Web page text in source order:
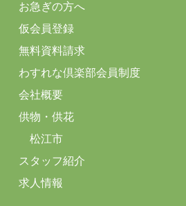
お急ぎの方へ
仮会員登録
無料資料請求
わすれな倶楽部会員制度
会社概要
供物・供花
松江市
スタッフ紹介
求人情報